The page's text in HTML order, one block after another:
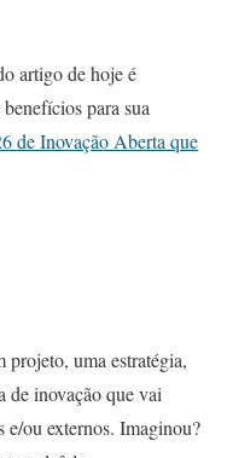
artigo de hoje é
para sua
de Inovação Aberta que
uma estratégia,
de inovação que vai
e/ou externos. Imaginou?